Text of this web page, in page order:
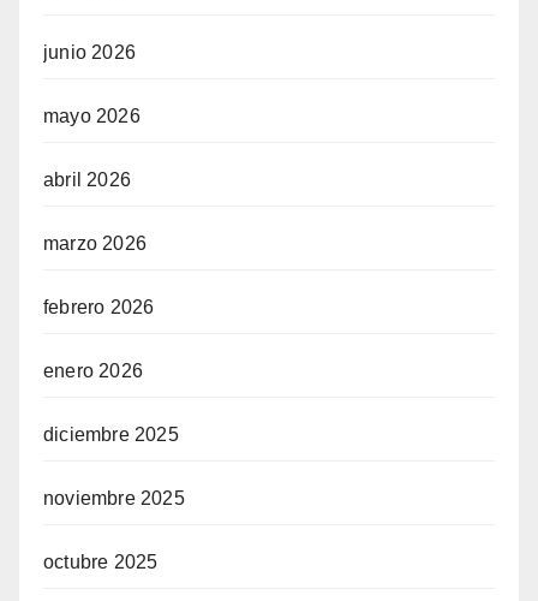
junio 2026
mayo 2026
abril 2026
marzo 2026
febrero 2026
enero 2026
diciembre 2025
noviembre 2025
octubre 2025